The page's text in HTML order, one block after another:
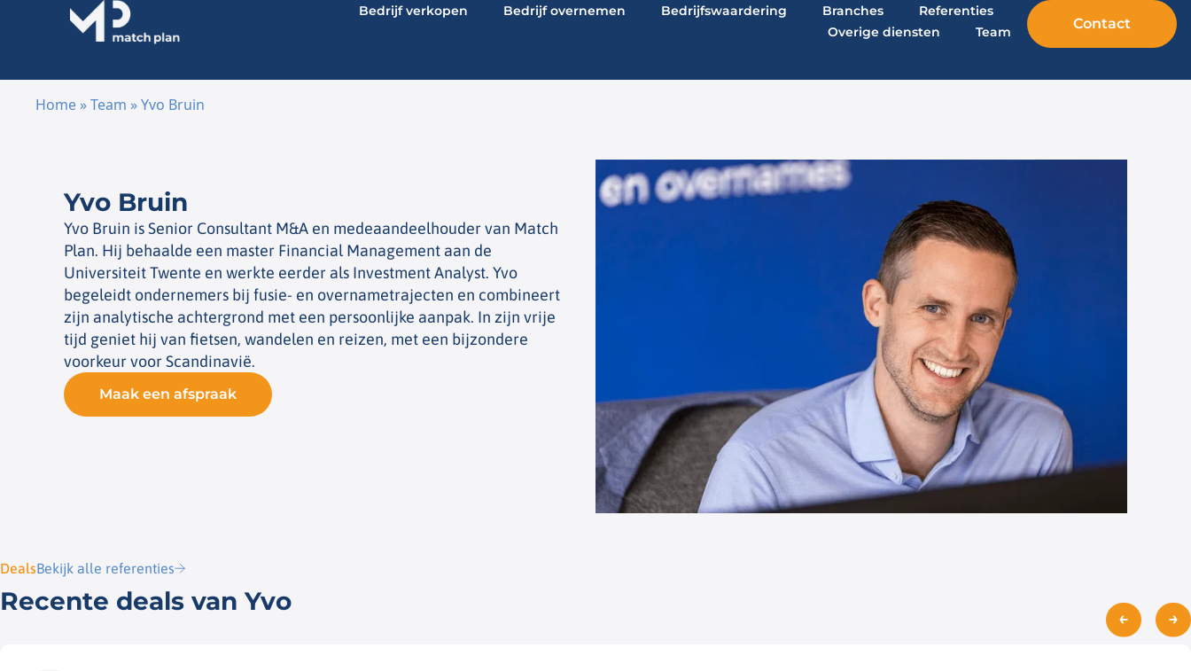
Contact
Bedrijf verkopen Bedrijf overnemen Bedrijfswaardering Branches
Referenties
Overige diensten
Team
Home »Team »Yvo Bruin
Yvo Bruin
Yvo Bruin is Senior Consultant M&A en medeaandeelhouder van Match
Plan. Hij behaalde een master Financial Management aan de
Universiteit Twente en werkte eerder als Investment Analyst. Yvo
begeleidt ondernemers bij fusie- en overnametrajecten en combineert
zijn analytische achtergrond met een persoonlijke aanpak. In zijn vrije
tijd geniet hij van fietsen, wandelen en reizen, met een bijzondere
voorkeur voor Scandinavië.
Maak een afspraak
DealsBekijk alle referenties
Recente deals van Yvo